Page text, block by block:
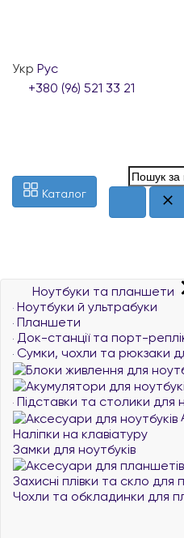
Укр Рус
+380 (96) 521 33 21
Каталог
Ноутбуки та планшети
Ноутбуки й ультрабуки
Планшети
Док-станції та порт-
Сумки, чохли та рюкзаки
Підставки та столики для
Наліпки на клавіатуру
Замки для ноутбуків
Захисні плівки та скло для
Чохли та обкладинки для